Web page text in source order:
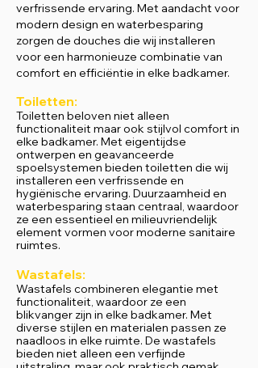
verfrissende ervaring. Met aandacht voor
modern design en waterbesparing
zorgen de douches die wij installeren
voor een harmonieuze combinatie van
comfort en efficiëntie in elke badkamer.
Toiletten:
Toiletten beloven niet alleen
functionaliteit maar ook stijlvol comfort in
elke badkamer. Met eigentijdse
ontwerpen en geavanceerde
spoelsystemen bieden toiletten die wij
installeren een verfrissende en
hygiënische ervaring. Duurzaamheid en
waterbesparing staan centraal, waardoor
ze een essentieel en milieuvriendelijk
element vormen voor moderne sanitaire
ruimtes.
Wastafels:
Wastafels combineren elegantie met
functionaliteit, waardoor ze een
blikvanger zijn in elke badkamer. Met
diverse stijlen en materialen passen ze
naadloos in elke ruimte. De wastafels
bieden niet alleen een verfijnde